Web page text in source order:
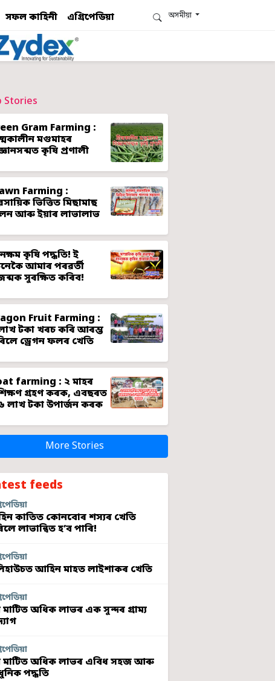
সফল কাহিনী এগ্ৰিপেডিয়া অসমীয়া
Stories
Gram Farming :
মগুমাহৰ
কৃষি প্ৰণালী
Farming :
ভিত্তিত মিছামাছ
আৰু ইয়াৰ লাভালাভ
কৃষি পদ্ধতি! ই
আমাৰ পৰৱৰ্তী
সুৰক্ষিত কৰিব!
Fruit Farming :
টকা খৰচ কৰি আৰম্ভ
ড্ৰেগন ফলৰ খেতি
farming : ২ মাহৰ
গ্ৰহণ কৰক, এবছৰত
লাখ টকা উপাৰ্জন কৰক
More Stories
feeds
কাতিত কোনবোৰ শস্যৰ খেতি
লাভান্বিত হ’ব পাৰি!
আহিন মাহত লাইশাকৰ খেতি
অধিক লাভৰ এক সুন্দৰ গ্ৰাম্য
অধিক লাভৰ এবিধ সহজ আৰু
পদ্ধতি